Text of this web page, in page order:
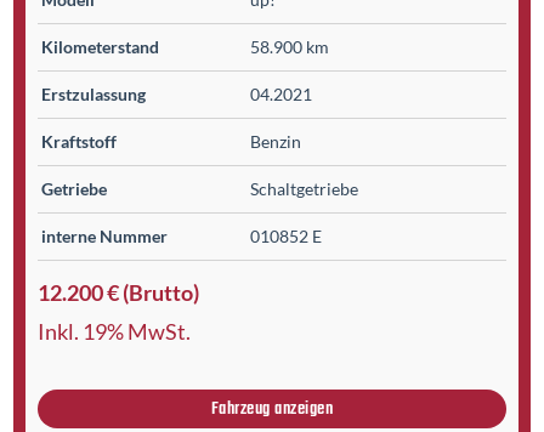
Kilometer­stand 58.900 km
Erst­zulassung 04.2021
Kraftstoff Benzin
Getriebe Schaltgetriebe
interne Nummer 010852 E
12.200 € (Brutto)
Inkl. 19% MwSt.
Fahrzeug anzeigen